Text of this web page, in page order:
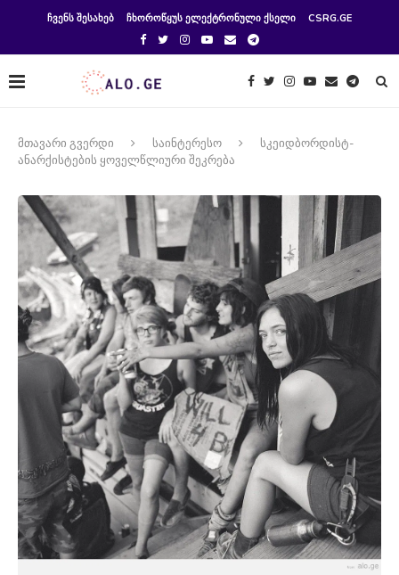
ᲩᲕᲔᲜᲡ ᲨᲔᲡᲐᲮᲔᲑ ᲩᲮᲝᲠᲝᲬᲧᲣᲡ ᲔᲚᲔᲥᲢᲠᲝᲜᲣᲚᲘ ᲥᲡᲔᲚᲘ CSRG.GE
მთავარი გვერდი საინტერესო
სკეიდბორდისტ-
ანარქისტების ყოველწლიური შეკრება